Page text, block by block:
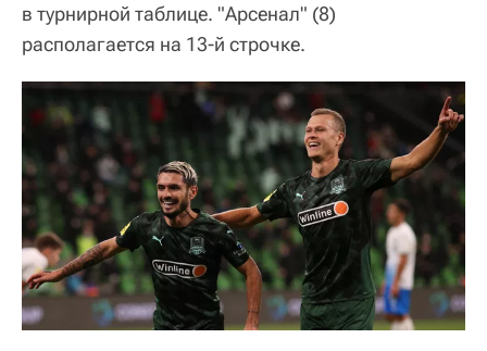
в турнирной таблице. "Арсенал" (8)
располагается на 13-й строчке.